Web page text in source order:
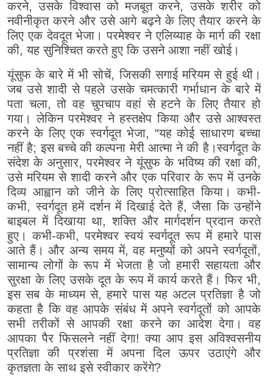
करने, उसके विश्वास को मजबूत करने, उसके शरीर को
नवीनीकृत करने और उसे आगे बढ़ने के लिए तैयार करने के
लिए एक देवदूत भेजा। परमेश्वर ने एलिय्याह के मार्ग की रक्षा
की, यह सुनिश्चित करते हुए कि उसने आशा नहीं खोई।
यूंसुफ के बारे में भी सोचें, जिसकी सगाई मरियम से हुई थी।
जब उसे शादी से पहले उसके चमत्कारी गर्भाधान के बारे में
पता चला, तो वह चुपचाप वहां से हटने के लिए तैयार हो
गया। लेकिन परमेश्वर ने हस्तक्षेप किया और उसे आश्वस्त
करने के लिए एक स्वर्गदूत भेजा, “यह कोई साधारण बच्चा
नहीं है; इस बच्चे की कल्पना मेरी आत्मा ने की है।स्वर्गदूत के
संदेश के अनुसार, परमेश्वर ने यूंसुफ के भविष्य की रक्षा की,
उसे मरियम से शादी करने और एक परिवार के रूप में उनके
दिव्य आह्वान को जीने के लिए प्रोत्साहित किया। कभी-
कभी, स्वर्गदूत हमें दर्शन में दिखाई देते हैं, जैसा कि उन्होंने
बाइबल में दिखाया था, शक्ति और मार्गदर्शन प्रदान करते
हुए। कभी-कभी, परमेश्वर स्वयं स्वर्गदूत रूप में हमारे पास
आते हैं। और अन्य समय में, वह मनुष्यों को अपने स्वर्गदूतों,
सामान्य लोगों के रूप में भेजता है जो हमारी सहायता और
सुरक्षा के लिए उसके दूत के रूप में कार्य करते हैं। फिर भी,
इस सब के माध्यम से, हमारे पास यह अटल प्रतिज्ञा है जो
कहता है कि वह आपके संबंध में अपने स्वर्गदूतों को आपके
सभी तरीकों से आपकी रक्षा करने का आदेश देगा। वह
आपका पैर फिसलने नहीं देगा! क्या आप इस अविश्वसनीय
प्रतिज्ञा की प्रशंसा में अपना दिल ऊपर उठाएंगे और
कृतज्ञता के साथ इसे स्वीकार करेंगे?